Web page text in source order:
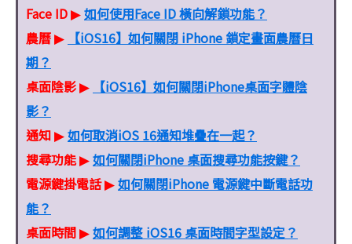
Face ID▶如何使用Face ID 橫向解鎖功能？
農曆▶
【iOS16】如何關閉 iPhone 鎖定畫面農曆日
期？
桌面陰影▶
【iOS16】如何關閉iPhone桌面字體陰
影？
通知▶如何取消iOS 16通知堆疊在一起？
搜尋功能▶如何關閉iPhone 桌面搜尋功能按鍵？
電源鍵掛電話▶如何關閉iPhone 電源鍵中斷電話功
能？
桌面時間▶如何調整 iOS16 桌面時間字型設定？